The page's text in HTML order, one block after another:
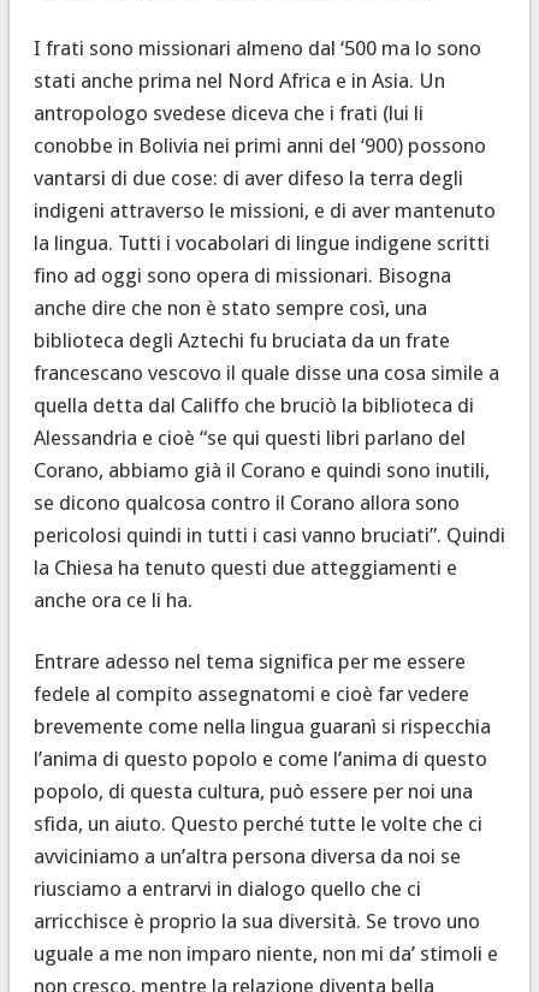
I frati sono missionari almeno dal ‘500 ma lo sono
stati anche prima nel Nord Africa e in Asia. Un
antropologo svedese diceva che i frati (lui li
conobbe in Bolivia nei primi anni del ‘900) possono
vantarsi di due cose: di aver difeso la terra degli
indigeni attraverso le missioni, e di aver mantenuto
la lingua. Tutti i vocabolari di lingue indigene scritti
fino ad oggi sono opera di missionari. Bisogna
anche dire che non è stato sempre così, una
biblioteca degli Aztechi fu bruciata da un frate
francescano vescovo il quale disse una cosa simile a
quella detta dal Califfo che bruciò la biblioteca di
Alessandria e cioè “se qui questi libri parlano del
Corano, abbiamo già il Corano e quindi sono inutili,
se dicono qualcosa contro il Corano allora sono
pericolosi quindi in tutti i casi vanno bruciati”. Quindi
la Chiesa ha tenuto questi due atteggiamenti e
anche ora ce li ha.
Entrare adesso nel tema significa per me essere
fedele al compito assegnatomi e cioè far vedere
brevemente come nella lingua guaranì si rispecchia
l’anima di questo popolo e come l’anima di questo
popolo, di questa cultura, può essere per noi una
sfida, un aiuto. Questo perché tutte le volte che ci
avviciniamo a un’altra persona diversa da noi se
riusciamo a entrarvi in dialogo quello che ci
arricchisce è proprio la sua diversità. Se trovo uno
uguale a me non imparo niente, non mi da’ stimoli e
non cresco, mentre la relazione diventa bella